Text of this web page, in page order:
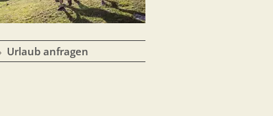
Urlaub anfragen